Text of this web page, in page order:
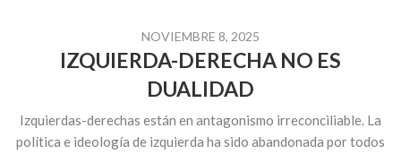
NOVIEMBRE 8, 2025
IZQUIERDA-DERECHA NO ES
DUALIDAD
Izquierdas-derechas están en antagonismo irreconciliable. La
política e ideología de izquierda ha sido abandonada por todos